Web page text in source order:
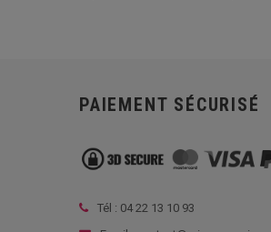
PAIEMENT SÉCURISÉ
Tél : 04 22 13 10 93